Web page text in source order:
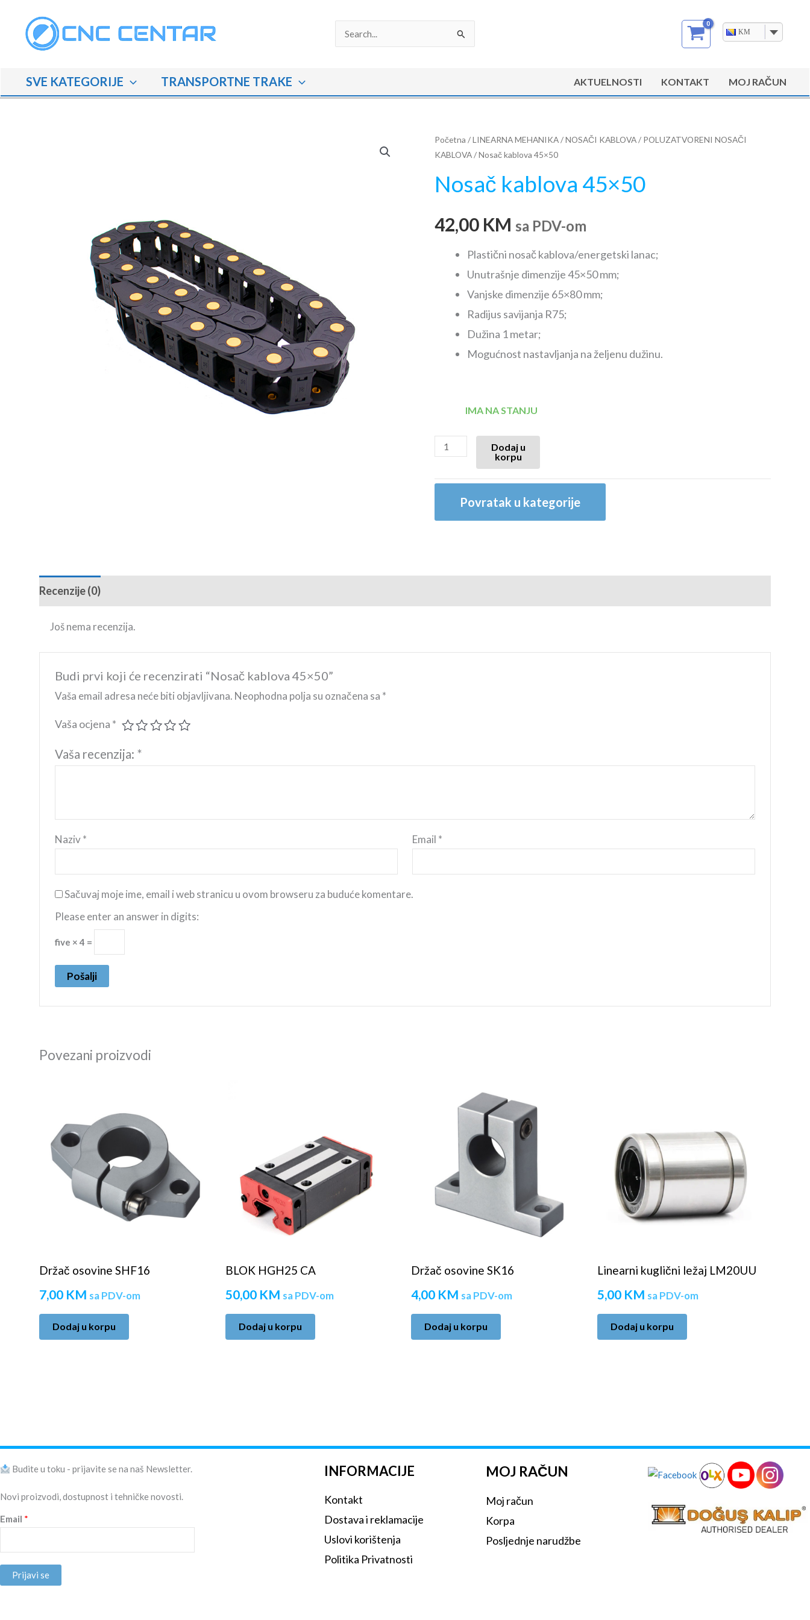
content
Search
KM
SVE KATEGORIJE TRANSPORTNE TRAKE AKTUELNOSTI KONTAKT MOJ RAČUN
Početna /LINEARNA MEHANIKA/NOSAČI KABLOVA/ POLUZATVORENI NOSAČI
KABLOVA/ Nosač kablova 45×50
Nosač kablova 45×50
42,00 KM sa PDV-om
Plastični nosač kablova/energetski lanac;
Unutrašnje dimenzije 45×50 mm;
Vanjske dimenzije 65×80 mm;
Radijus savijanja R75;
Dužina 1 metar;
Mogućnost nastavljanja na željenu dužinu.
IMA NA STANJU
Nosač
kablova
količina
Dodaj u
korpu
Povratak u kategorije
Recenzije (0)
Još nema recenzija.
Budi prvi koji će recenzirati “Nosač kablova 45×50”
Vaša email adresa neće biti objavljivana. Neophodna polja su označena sa *
Vaša ocjena *
Vaša recenzija: *
Naziv* Email *
Sačuvaj moje ime, email i web stranicu u ovom browseru za buduće komentare.
Please enter an answer in digits:
five × 4 =
Povezani proizvodi
Držač osovine SHF16
7,00 KM sa PDV-om
Dodaj u korpu
BLOK HGH25 CA
50,00 KM sa PDV-om
Dodaj u korpu
Držač osovine SK16
4,00 KM sa PDV-om
Dodaj u korpu
Linearni kuglični ležaj LM20UU
5,00 KM sa PDV-om
Dodaj u korpu
Budite u toku - prijavite se na naš Newsletter.
Novi proizvodi, dostupnost i tehničke novosti.
Email *
Prijavi se
INFORMACIJE
Kontakt
Dostava i reklamacije
Uslovi korištenja
Politika Privatnosti
MOJ RAČUN
Moj račun
Korpa
Posljednje narudžbe